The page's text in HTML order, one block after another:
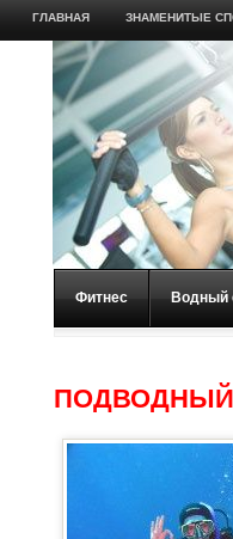
ГЛАВНАЯ ЗНАМЕНИТЫЕ
Фитнес Водный